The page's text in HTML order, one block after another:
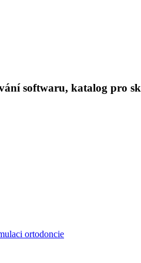
softwaru, katalog pro
ortodoncie